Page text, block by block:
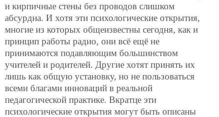
и кирпичные стены без проводов слишком
абсурдна. И хотя эти психологические открытия,
многие из которых общеизвестны сегодня, как и
принцип работы радио, они всё ещё не
принимаются подавляющим большинством
учителей и родителей. Другие хотят принять их
лишь как общую установку, но не пользоваться
всеми благами инноваций в реальной
педагогической практике. Вкратце эти
психологические открытия могут быть описаны